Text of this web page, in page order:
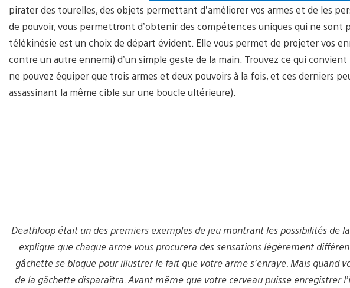
pirater des tourelles, des objets permettant d’améliorer vos armes et de les
de pouvoir, vous permettront d’obtenir des compétences uniques qui ne sont
télékinésie est un choix de départ évident. Elle vous permet de projeter vos
contre un autre ennemi) d’un simple geste de la main. Trouvez ce qui
ne pouvez équiper que trois armes et deux pouvoirs à la fois, et ces derniers
assassinant la même cible sur une boucle ultérieure).
Deathloop était un des premiers exemples de jeu montrant les possibilités de
explique que chaque arme vous procurera des sensations légèrement
gâchette se bloque pour illustrer le fait que votre arme s’enraye. Mais quand
de la gâchette disparaîtra. Avant même que votre cerveau puisse enregistrer